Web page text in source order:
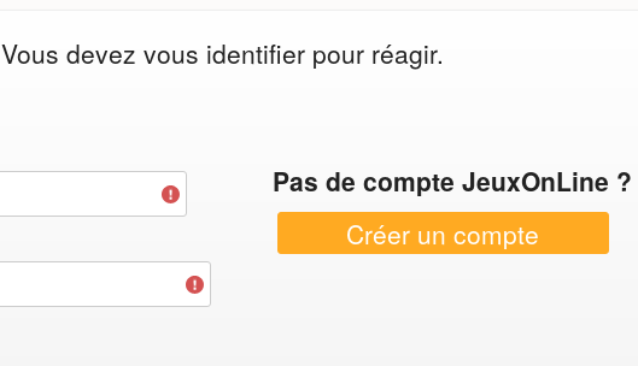
Vous devez vous identifier pour réagir.
Pas de compte JeuxOnLine ?
Créer un compte